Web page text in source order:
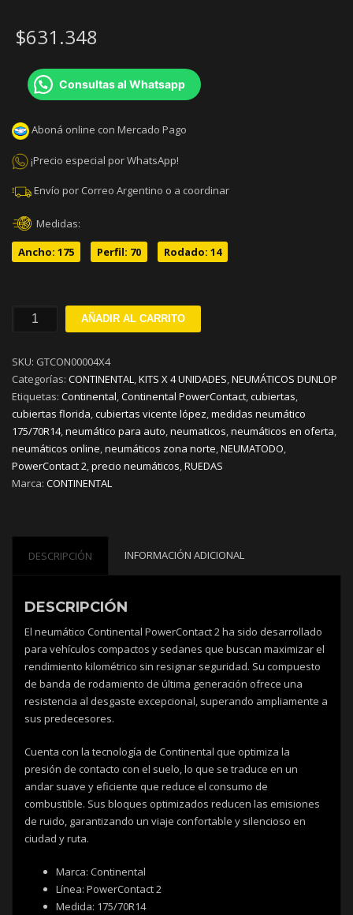
$631.348
Consultas al Whatsapp
Aboná online con Mercado Pago
¡Precio especial por WhatsApp!
Envío por Correo Argentino o a coordinar
Medidas:
Ancho: 175
Perfil: 70 Rodado: 14
175/70R14
CONTINENTAL
2
84T
KIT
X
4
cantidad
AÑADIR AL CARRITO
SKU: GTCON00004X4
Categorías: CONTINENTAL,KITS X 4 UNIDADES,NEUMÁTICOS DUNLOP
Etiquetas: Continental,Continental PowerContact,cubiertas,
cubiertas florida,cubiertas vicente lópez,medidas neumático
175/70R14,neumático para auto,neumaticos,neumáticos en oferta,
neumáticos online,neumáticos zona norte,NEUMATODO,
PowerContact 2,precio neumáticos,RUEDAS
Marca: CONTINENTAL
DESCRIPCIÓN INFORMACIÓN ADICIONAL
DESCRIPCIÓN
El neumático Continental PowerContact 2 ha sido desarrollado
para vehículos compactos y sedanes que buscan maximizar el
rendimiento kilométrico sin resignar seguridad. Su compuesto
de banda de rodamiento de última generación ofrece una
resistencia al desgaste excepcional, superando ampliamente a
sus predecesores.
Cuenta con la tecnología de Continental que optimiza la
presión de contacto con el suelo, lo que se traduce en un
andar suave y eficiente que reduce el consumo de
combustible. Sus bloques optimizados reducen las emisiones
de ruido, garantizando un viaje confortable y silencioso en
ciudad y ruta.
Marca: Continental
Línea: PowerContact 2
Medida: 175/70R14